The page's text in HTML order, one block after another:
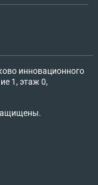
инновационного
1, этаж 0,